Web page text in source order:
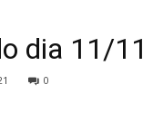
dia 11/11
0